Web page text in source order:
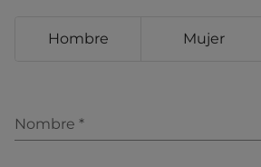
Hombre Mujer
Nombre *